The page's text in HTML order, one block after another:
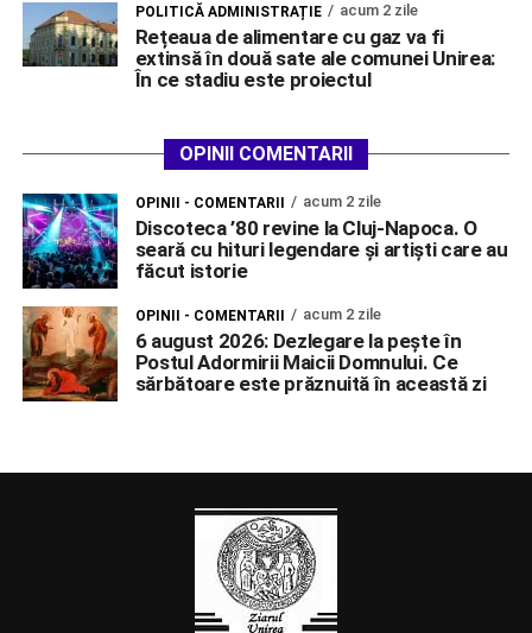
POLITICĂ ADMINISTRAȚIE acum 2 zile
Rețeaua de alimentare cu gaz va fi
extinsă în două sate ale comunei Unirea:
În ce stadiu este proiectul
OPINII COMENTARII
OPINII - COMENTARII acum 2 zile
Discoteca ’80 revine la Cluj-Napoca. O
seară cu hituri legendare și artiști care au
făcut istorie
OPINII - COMENTARII acum 2 zile
6 august 2026: Dezlegare la pește în
Postul Adormirii Maicii Domnului. Ce
sărbătoare este prăznuită în această zi